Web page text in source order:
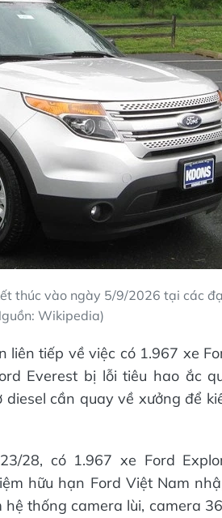
thúc vào ngày 5/9/2026 tại các
Wikipedia)
tiếp về việc có 1.967 xe
Everest bị lỗi tiêu hao ắc
cần quay về xưởng để
28, có 1.967 xe Ford
hữu hạn Ford Việt Nam
thống camera lùi, camera